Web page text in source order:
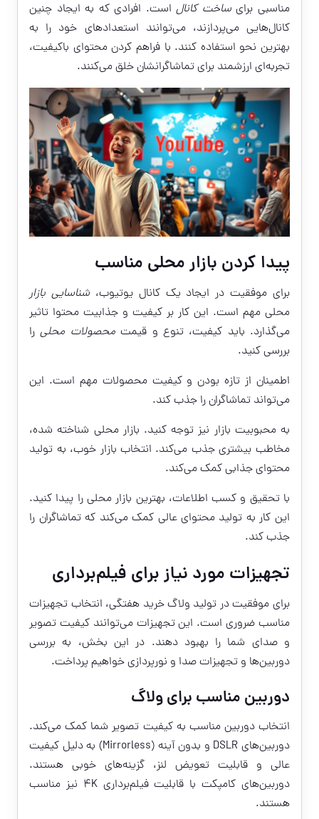
مناسبی برایساخت کانالاست. افرادی که به ایجاد چنین
کانال‌هایی می‌پردازند، می‌توانند استعدادهای خود را به
بهترین نحو استفاده کنند. با فراهم کردن محتوای باکیفیت،
تجربه‌ای ارزشمند برای تماشاگرانشان خلق می‌کنند.
پیدا کردن بازار محلی مناسب
برای موفقیت در ایجاد یک کانال یوتیوب،شناسایی بازار
محلی مهم است. این کار بر کیفیت و جذابیت محتوا تاثیر
می‌گذارد. باید کیفیت، تنوع و قیمتمحصولات محلیرا
بررسی کنید.
اطمینان از تازه بودن و کیفیت محصولات مهم است. این
می‌تواند تماشاگران را جذب کند.
به محبوبیت بازار نیز توجه کنید. بازار محلی شناخته شده،
مخاطب بیشتری جذب می‌کند. انتخاب بازار خوب، به تولید
محتوای جذابی کمک می‌کند.
با تحقیق و کسب اطلاعات، بهترین بازار محلی را پیدا کنید.
این کار به تولید محتوای عالی کمک می‌کند که تماشاگران را
جذب کند.
تجهیزات مورد نیاز برای فیلم‌برداری
برای موفقیت در تولید ولاگ خرید هفتگی، انتخاب تجهیزات
مناسب ضروری است. این تجهیزات می‌توانند کیفیت تصویر
و صدای شما را بهبود دهند. در این بخش، به بررسی
دوربین‌ها و تجهیزات صدا و نورپردازی خواهیم پرداخت.
دوربین مناسب برای ولاگ
انتخاب دوربین مناسب به کیفیت تصویر شما کمک می‌کند.
دوربین‌های DSLR و بدون آینه (Mirrorless) به دلیل کیفیت
عالی و قابلیت تعویض لنز، گزینه‌های خوبی هستند.
دوربین‌های کامپکت با قابلیت فیلم‌برداری 4K نیز مناسب
هستند.